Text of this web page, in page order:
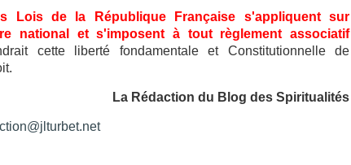
Lois de la République Française s'appliquent sur
national et s'imposent à tout règlement associatif
cette liberté fondamentale et Constitutionnelle de
La Rédaction du Blog des Spiritualités